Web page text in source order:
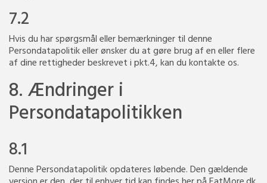
7.2
Hvis du har spørgsmål eller bemærkninger til denne
Persondatapolitik eller ønsker du at gøre brug af en eller flere
af dine rettigheder beskrevet i pkt.4, kan du kontakte os.
8. Ændringer i
Persondatapolitikken
8.1
Denne Persondatapolitik opdateres løbende. Den gældende